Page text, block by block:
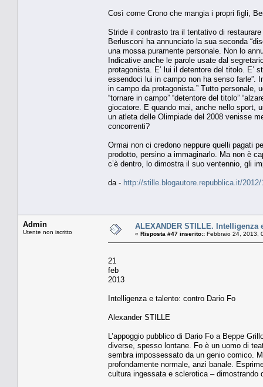
Così come Crono che mangia i propri figli,
Stride il contrasto tra il tentativo di
Berlusconi ha annunciato la sua seconda
una mossa puramente personale. Non lo
Indicative anche le parole usate dal
protagonista. E’ lui il detentore del titolo. E’
essendoci lui in campo non ha senso farle”.
in campo da protagonista.” Tutto personale,
“tornare in campo” “detentore del titolo”
giocatore. E quando mai, anche nello sport,
un atleta delle Olimpiade del 2008 venisse
concorrenti?
Ormai non ci credono neppure quelli pagati
prodotto, persino a immaginarlo. Ma non è
c’è dentro, lo dimostra il suo ventennio, gli
da - http://stille.blogautore.repubblica.it/
Admin
Utente non iscritto
ALEXANDER STILLE. Intelligenza
« Risposta #47 inserito:: Febbraio 24, 2013,
21
feb
2013
Intelligenza e talento: contro Dario Fo
Alexander STILLE
L’appoggio pubblico di Dario Fo a Beppe
diverse, spesso lontane. Fo è un uomo di
sembra impossessato da un genio comico.
profondamente normale, anzi banale.
cultura ingessata e sclerotica – dimostrando